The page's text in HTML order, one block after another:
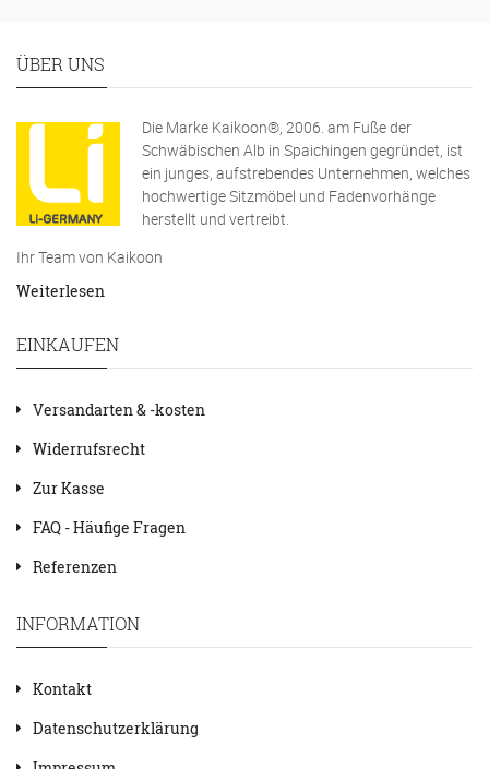
ÜBER UNS
Die Marke Kaikoon®, 2006. am Fuße der
Schwäbischen Alb in Spaichingen gegründet, ist
ein junges, aufstrebendes Unternehmen, welches
hochwertige Sitzmöbel und Fadenvorhänge
herstellt und vertreibt.
Ihr Team von Kaikoon
Weiterlesen
EINKAUFEN
Versandarten & -kosten
Widerrufsrecht
Zur Kasse
FAQ - Häufige Fragen
Referenzen
INFORMATION
Kontakt
Datenschutzerklärung